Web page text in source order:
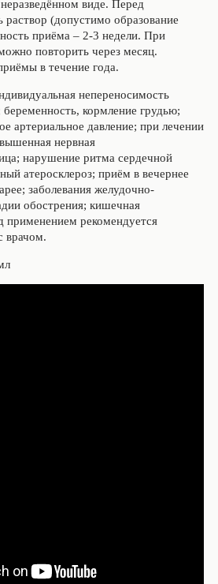
виде. Перед
раствор (допустимо образование
приёма – 2-3 недели. При
повторить через месяц.
в течение года.
непереносимость
кормление грудью;
артериальное давление; при лечении
нервная
нарушение ритма сердечной
атеросклероз; приём в вечернее
заболевания желудочно-
обострения; кишечная
применением рекомендуется
врачом.